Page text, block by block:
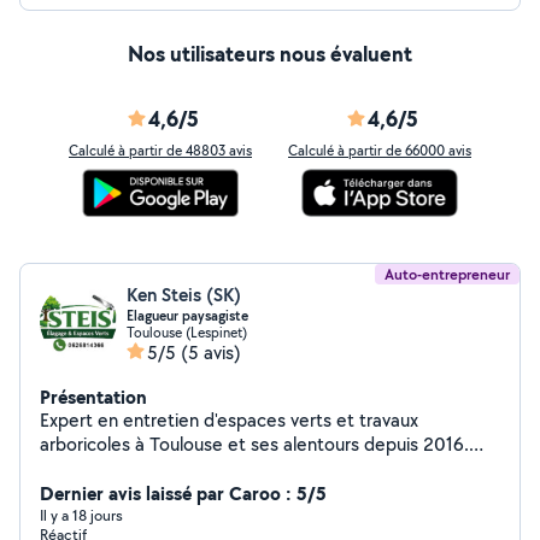
Désherbage/pulvérisation herbicide. -Piscine
Nos utilisateurs nous évaluent
4,6/5
Calculé à partir de 48803 avis
4,6/5
Calculé à partir de 66000 avis
Auto-entrepreneur
Ken Steis (SK)
Elagueur paysagiste
Toulouse (Lespinet)
5/5 (5 avis)
Présentation
Expert en entretien d'espaces verts et travaux
arboricoles à Toulouse et ses alentours depuis 2016.
intervenons avec précision pour garantir la santé de vos
arbres et la sécurité de votre
Dernier avis laissé par Caroo : 5/5
Il y a 18 jours
Réactif